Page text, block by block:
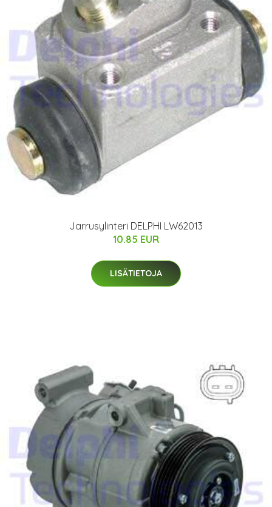
Jarrusylinteri DELPHI LW62013
10.85 EUR
LISÄTIETOJA